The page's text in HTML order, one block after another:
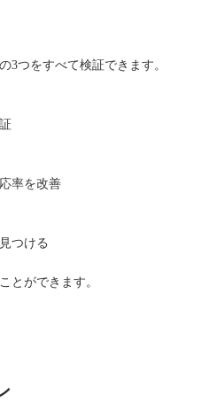
3つをすべて検証できます。
率を改善
つける
とができます。